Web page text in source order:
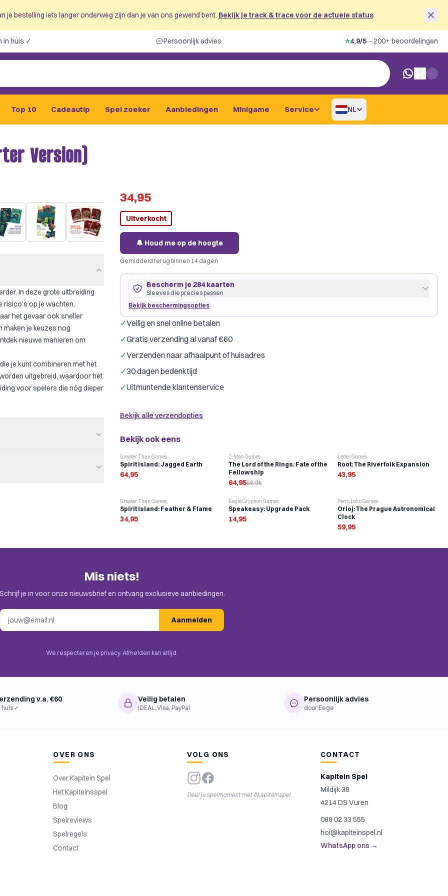
je bestelling iets langer onderweg zijn dan je van ons gewend bent. Bekijk je track & trace voor de actuele status
in huis ✓ Persoonlijk advies ⭐4,9/5—200+ beoordelingen
0 artikelen
Top 10 Cadeautip Spel zoeker Aanbiedingen Minigame Service NL
Version)
In deze grote uitbreiding
risico’s op je wachten.
het gevaar ook sneller
je keuzes nog
nieuwe manieren om
je kunt combineren met het
uitgebreid, waardoor het
voor spelers die nóg dieper
34,95
Uitverkocht
🔔 Houd me op de hoogte
Gemiddeld terug binnen 14 dagen
Bescherm je 284 kaarten
Sleeves die precies passen
Bekijk beschermingsopties
32 kaarten
ruim passend·GameGenic Yellow
Merk: Gamegenic Dragon Shield
252 kaarten
past precies ·Dragon Shield Clear
Kleur: Transparant
Kies welke kaarten je beschermt
Sleeves toevoegen
✓Veilig en snel online betalen
✓Gratis verzending al vanaf €60
✓Verzenden naar afhaalpunt of huisadres
✓30 dagen bedenktijd
✓Uitmuntende klantenservice
Bekijk alle verzendopties
Bekijk ook eens
Greater Than Games
Spirit Island: Jagged Earth
64,95
-6%
Z-Man Games
The Lord of the Rings: Fate of the
Fellowship
64,9568,95
Leder Games
Root: The Riverfolk Expansion
43,95
Greater Than Games
Spirit Island: Feather & Flame
34,95
Eagle Gryphon Games
Speakeasy: Upgrade Pack
14,95
Perro Loko Games
Orloj: The Prague Astronomical
Clock
59,95
Mis niets!
Schrijf je in voor onze nieuwsbrief en ontvang exclusieve aanbiedingen.
Aanmelden
We respecteren je privacy. Afmelden kan altijd.
v.a. €60
huis ✓
Veilig betalen
iDEAL, Visa, PayPal
Persoonlijk advies
door Eege
OVER ONS
Over Kapitein Spel
Het Kapiteinsspel
Blog
Spelreviews
Spelregels
Contact
VOLG ONS
Deel je spelmoment met #kapiteinspel
CONTACT
Kapitein Spel
Mildijk 38
4214 DS Vuren
088 02 33 555
hoi@kapiteinspel.nl
WhatsApp ons →